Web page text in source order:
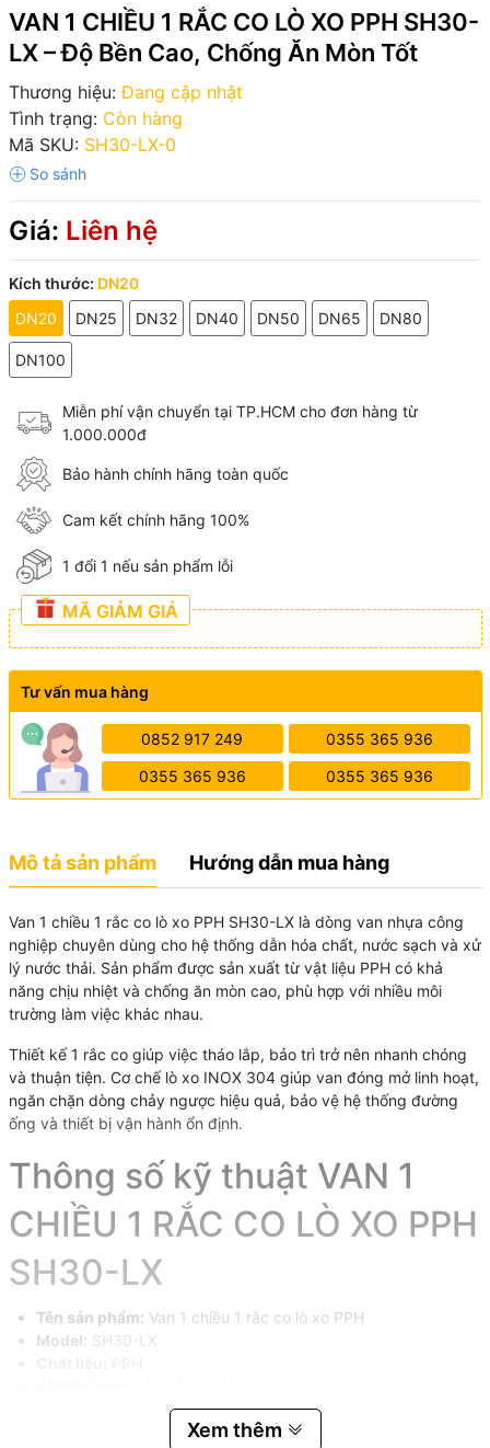
VAN 1 CHIỀU 1 RẮC CO LÒ XO PPH SH30-
LX – Độ Bền Cao, Chống Ăn Mòn Tốt
Thương hiệu: Đang cập nhật
Tình trạng: Còn hàng
Mã SKU: SH30-LX-0
Giá: Liên hệ
Kích thước: DN20
DN20
DN25 DN32 DN40 DN50 DN65 DN80
DN100
Miễn phí vận chuyển tại TP.HCM cho đơn hàng từ
1.000.000đ
Bảo hành chính hãng toàn quốc
Cam kết chính hãng 100%
1 đổi 1 nếu sản phẩm lỗi
MÃ GIẢM GIÁ
Tư vấn mua hàng
0852 917 249 0355 365 936
0355 365 936 0355 365 936
Mô tả sản phẩm Hướng dẫn mua hàng
Van 1 chiều 1 rắc co lò xo PPH SH30-LX là dòng van nhựa công
nghiệp chuyên dùng cho hệ thống dẫn hóa chất, nước sạch và xử
lý nước thải. Sản phẩm được sản xuất từ vật liệu PPH có khả
năng chịu nhiệt và chống ăn mòn cao, phù hợp với nhiều môi
trường làm việc khác nhau.
Thiết kế 1 rắc co giúp việc tháo lắp, bảo trì trở nên nhanh chóng
và thuận tiện. Cơ chế lò xo INOX 304 giúp van đóng mở linh hoạt,
ngăn chặn dòng chảy ngược hiệu quả, bảo vệ hệ thống đường
ống và thiết bị vận hành ổn định.
Thông số kỹ thuật VAN 1
CHIỀU 1 RẮC CO LÒ XO PPH
SH30-LX
Tên sản phẩm: Van 1 chiều 1 rắc co lò xo PPH
Model: SH30-LX
Hàn nhiệt
EPDMXem thêm